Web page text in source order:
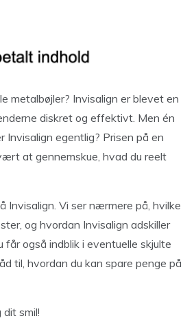
metalbøjler? Invisalign er blevet en
diskret og effektivt. Men én
Invisalign egentlig? Prisen på en
at gennemskue, hvad du reelt
Invisalign. Vi ser nærmere på, hvilke
og hvordan Invisalign adskiller
også indblik i eventuelle skjulte
til, hvordan du kan spare penge på
smil!